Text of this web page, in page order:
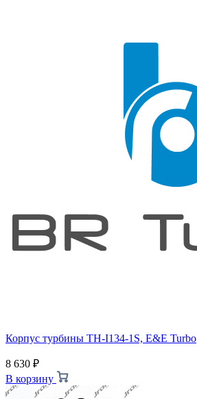
Корпус турбины TH-I134-1S, E&E Turbo
8 630 ₽
В корзину